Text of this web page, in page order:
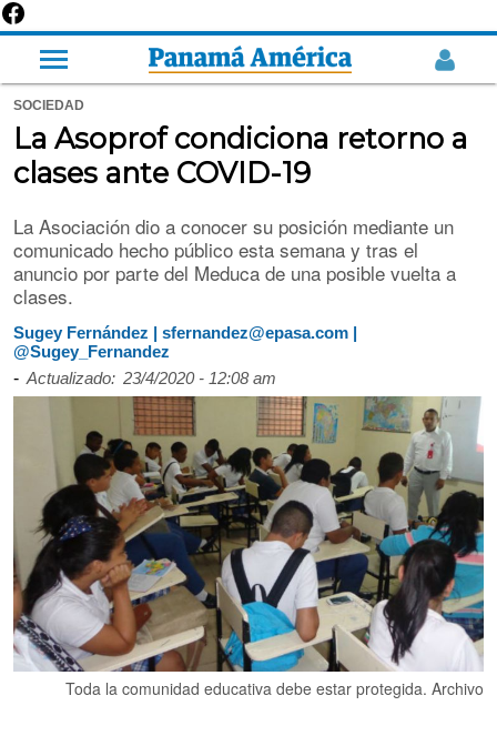
SOCIEDAD
La Asoprof condiciona retorno a
clases ante COVID-19
La Asociación dio a conocer su posición mediante un
comunicado hecho público esta semana y tras el
anuncio por parte del Meduca de una posible vuelta a
clases.
Sugey Fernández | sfernandez@epasa.com |
@Sugey_Fernandez
- Actualizado: 23/4/2020 - 12:08 am
Toda la comunidad educativa debe estar protegida. Archivo